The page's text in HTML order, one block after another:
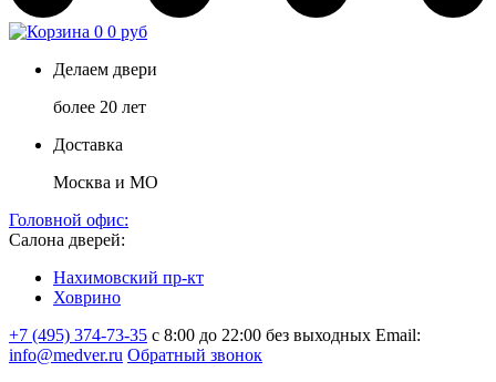
0 0 руб
Делаем двери
более 20 лет
Доставка
Москва и МО
Головной офис:
Салона дверей:
Нахимовский пр-кт
Ховрино
+7 (495) 374-73-35 с 8:00 до 22:00 без выходных Email:
info@medver.ru Обратный звонок